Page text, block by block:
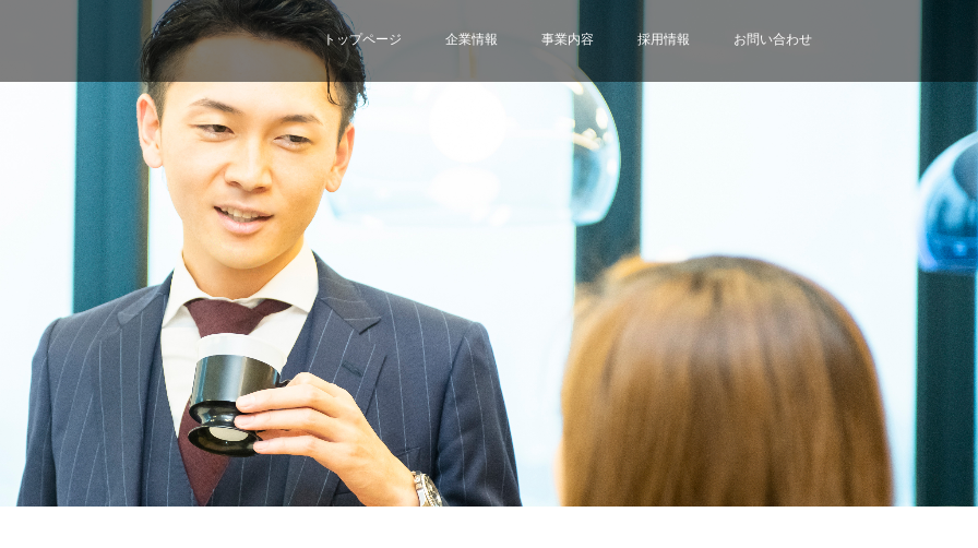
トップページ 企業情報 事業内容 採用情報 お問い合わせ